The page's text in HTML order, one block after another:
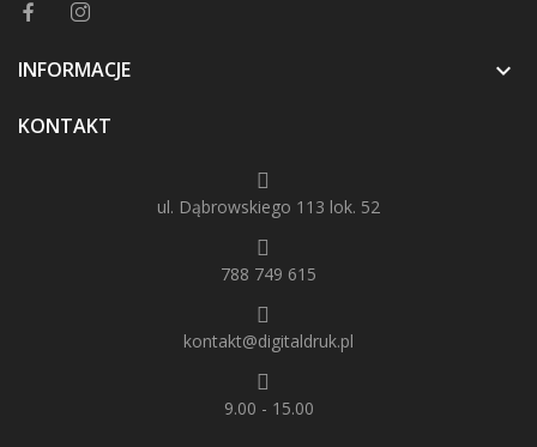
INFORMACJE 
KONTAKT
ul. Dąbrowskiego 113 lok. 52
788 749 615
kontakt@digitaldruk.pl
9.00 - 15.00